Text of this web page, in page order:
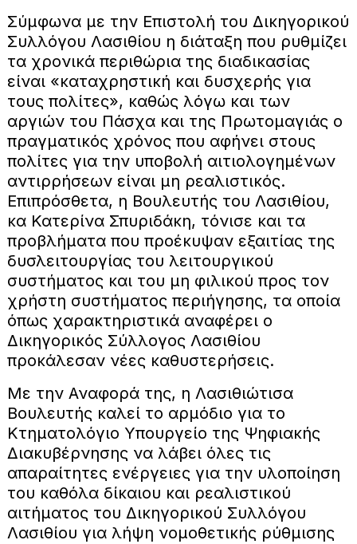
Σύμφωνα με την Επιστολή του Δικηγορικού
Συλλόγου Λασιθίου η διάταξη που ρυθμίζει
τα χρονικά περιθώρια της διαδικασίας
είναι «καταχρηστική και δυσχερής για
τους πολίτες», καθώς λόγω και των
αργιών του Πάσχα και της Πρωτομαγιάς ο
πραγματικός χρόνος που αφήνει στους
πολίτες για την υποβολή αιτιολογημένων
αντιρρήσεων είναι μη ρεαλιστικός.
Επιπρόσθετα, η Βουλευτής του Λασιθίου,
κα Κατερίνα Σπυριδάκη, τόνισε και τα
προβλήματα που προέκυψαν εξαιτίας της
δυσλειτουργίας του λειτουργικού
συστήματος και του μη φιλικού προς τον
χρήστη συστήματος περιήγησης, τα οποία
όπως χαρακτηριστικά αναφέρει ο
Δικηγορικός Σύλλογος Λασιθίου
προκάλεσαν νέες καθυστερήσεις.
Με την Αναφορά της, η Λασιθιώτισα
Βουλευτής καλεί το αρμόδιο για το
Κτηματολόγιο Υπουργείο της Ψηφιακής
Διακυβέρνησης να λάβει όλες τις
απαραίτητες ενέργειες για την υλοποίηση
του καθόλα δίκαιου και ρεαλιστικού
αιτήματος του Δικηγορικού Συλλόγου
Λασιθίου για λήψη νομοθετικής ρύθμισης